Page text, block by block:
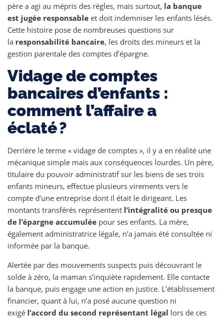
père a agi au mépris des règles, mais surtout, la banque
est jugée responsable et doit indemniser les enfants lésés.
Cette histoire pose de nombreuses questions sur
la responsabilité bancaire, les droits des mineurs et la
gestion parentale des comptes d’épargne.
Vidage de comptes
bancaires d’enfants :
comment l’affaire a
éclaté ?
Derrière le terme « vidage de comptes », il y a en réalité une
mécanique simple mais aux conséquences lourdes. Un père,
titulaire du pouvoir administratif sur les biens de ses trois
enfants mineurs, effectue plusieurs virements vers le
compte d’une entreprise dont il était le dirigeant. Les
montants transférés représentent l’intégralité ou presque
de l’épargne accumulée pour ses enfants. La mère,
également administratrice légale, n’a jamais été consultée ni
informée par la banque.
Alertée par des mouvements suspects puis découvrant le
solde à zéro, la maman s’inquiète rapidement. Elle contacte
la banque, puis engage une action en justice. L’établissement
financier, quant à lui, n’a posé aucune question ni
exigé l’accord du second représentant légal lors de ces